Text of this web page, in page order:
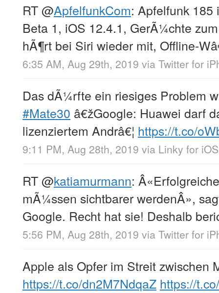
RT@ApfelfunkCom: Apfelfunk 185
Beta 1, iOS 12.4.1, GerÃ¼chte
hÃ¶rt bei Siri wieder mit, Offline-
6:35 AM, Aug 29th, 2019 via Twitter for
Das dÃ¼rfte ein riesiges Problem
#Mate30 â€žGoogle: Huawei darf
lizenziertem Andrâ€¦ https://t.co/
9:11 PM, Aug 28th, 2019 via Linky for iOS
RT@katiamurmann:
mÃ¼ssen sichtbarer werdenÂ»,
Google. Recht hat sie! Deshalb
5:56 PM, Aug 28th, 2019 via Twitter for
Apple als Opfer im Streit zwischen
https://t.co/dn2M7NdqaZ https://